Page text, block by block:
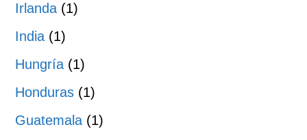
Irlanda (1)
India (1)
Hungría (1)
Honduras (1)
Guatemala (1)